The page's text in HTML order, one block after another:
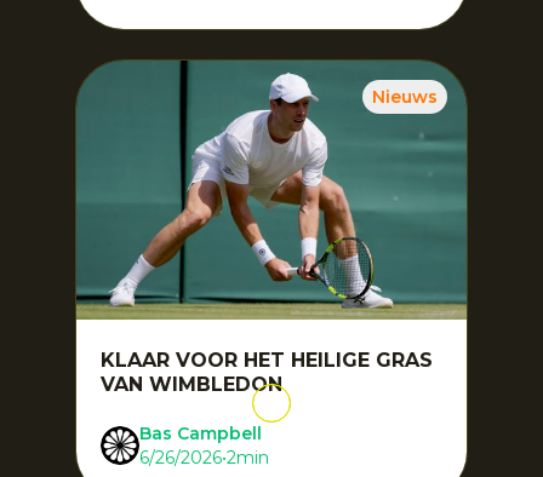
Nieuws
KLAAR VOOR HET HEILIGE GRAS
VAN WIMBLEDON
Bas Campbell
6/26/2026•2min